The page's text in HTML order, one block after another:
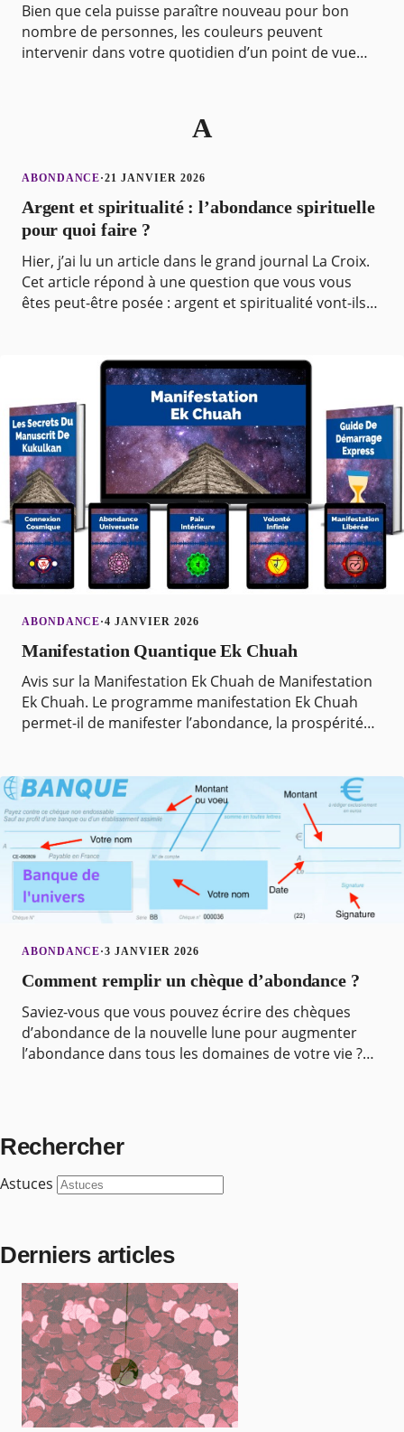
Bien que cela puisse paraître nouveau pour bon
nombre de personnes, les couleurs peuvent
intervenir dans votre quotidien d’un point de vue
A
ABONDANCE·21 JANVIER 2026
Argent et spiritualité : l’abondance spirituelle
pour quoi faire ?
Hier, j’ai lu un article dans le grand journal La Croix.
Cet article répond à une question que vous vous
êtes peut-être posée : argent et spiritualité vont-ils
ABONDANCE·4 JANVIER 2026
Manifestation Quantique Ek Chuah
Avis sur la Manifestation Ek Chuah de Manifestation
Ek Chuah. Le programme manifestation Ek Chuah
permet-il de manifester l’abondance, la prospérité
ABONDANCE·3 JANVIER 2026
Comment remplir un chèque d’abondance ?
Saviez-vous que vous pouvez écrire des chèques
d’abondance de la nouvelle lune pour augmenter
l’abondance dans tous les domaines de votre vie ?
Rechercher
Astuces
Derniers articles